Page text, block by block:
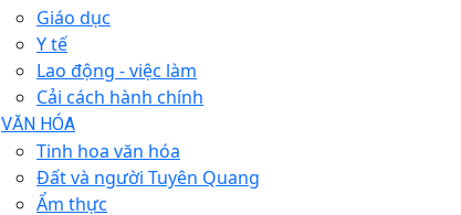
Giáo dục
Y tế
Lao động - việc làm
Cải cách hành chính
VĂN HÓA
Tinh hoa văn hóa
Đất và người Tuyên Quang
Ẩm thực